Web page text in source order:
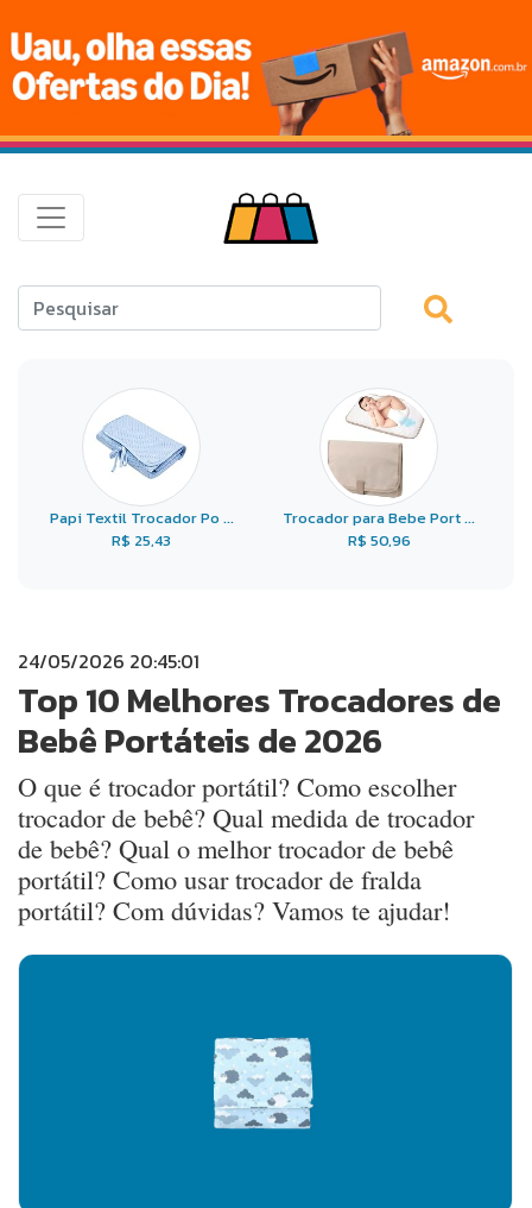
Papi Textil Trocador Po ...
R$ 25,43
Trocador para Bebe Port ...
R$ 50,96
24/05/2026 20:45:01
Top 10 Melhores Trocadores de
Bebê Portáteis de 2026
O que é trocador portátil? Como escolher
trocador de bebê? Qual medida de trocador
de bebê? Qual o melhor trocador de bebê
portátil? Como usar trocador de fralda
portátil? Com dúvidas? Vamos te ajudar!